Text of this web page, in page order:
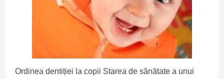
Ordinea dentiției la copii Starea de sănătate a unui